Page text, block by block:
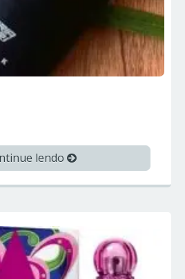
lendo